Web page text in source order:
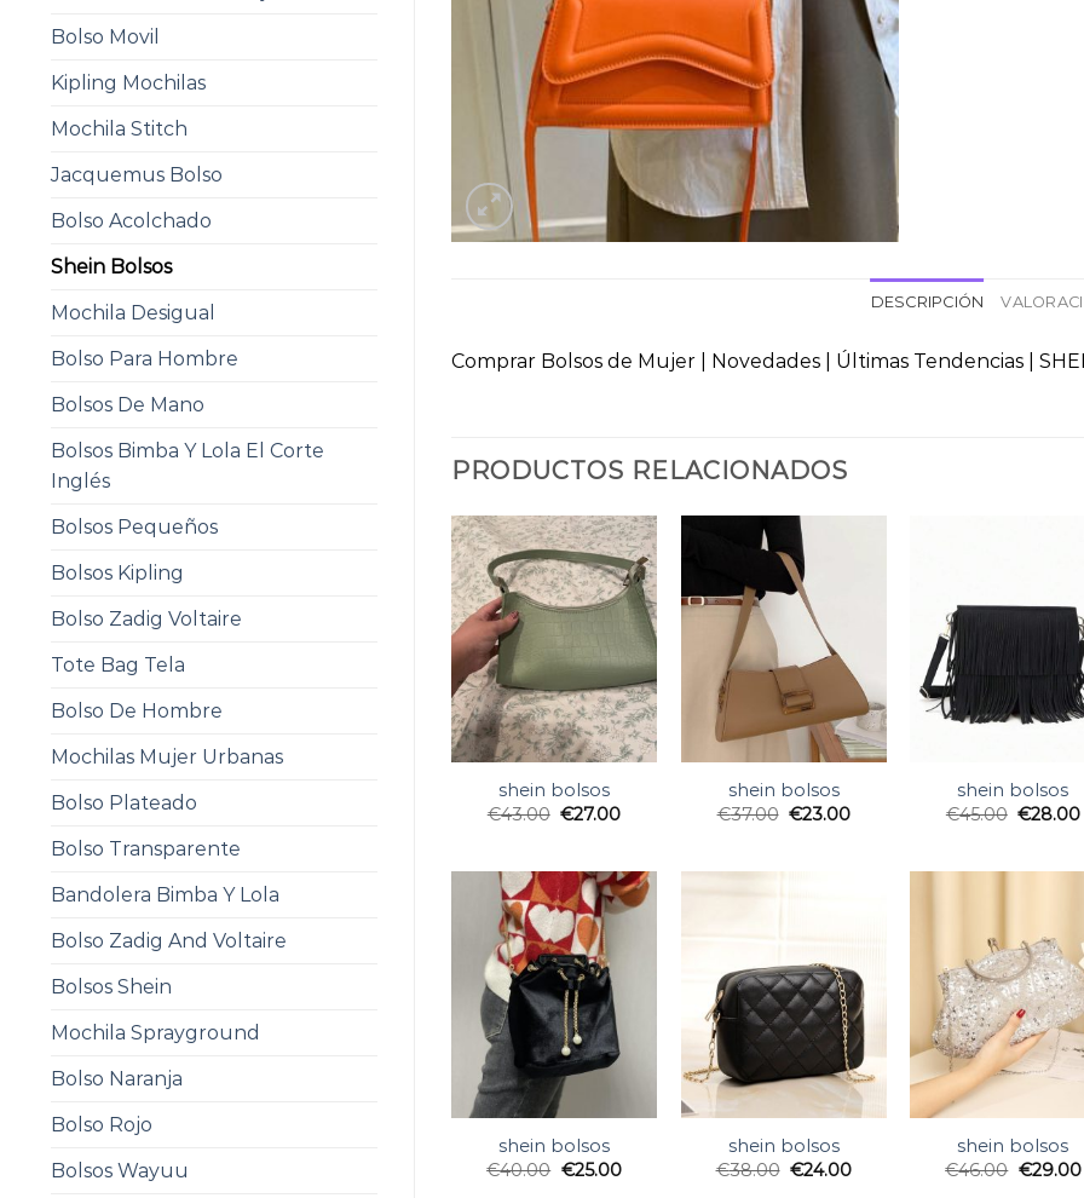
Bolso Movil
Kipling Mochilas
Mochila Stitch
Jacquemus Bolso
Bolso Acolchado
Shein Bolsos
Mochila Desigual
Bolso Para Hombre
Bolsos De Mano
Bolsos Bimba Y Lola El Corte
Inglés
Bolsos Pequeños
Bolsos Kipling
Bolso Zadig Voltaire
Tote Bag Tela
Bolso De Hombre
Mochilas Mujer Urbanas
Bolso Plateado
Bolso Transparente
Bandolera Bimba Y Lola
Bolso Zadig And Voltaire
Bolsos Shein
Mochila Sprayground
Bolso Naranja
Bolso Rojo
Bolsos Wayuu
DESCRIPCIÓN
Comprar Bolsos de Mujer | Novedades | Últimas Tendencias |
PRODUCTOS RELACIONADOS
shein bolsos
€43.00 €27.00
shein bolsos
€37.00 €23.00
shein bolsos
€45.00 €28.00
shein bolsos
€40.00 €25.00
shein bolsos
€38.00 €24.00
shein bolsos
€46.00 €29.00